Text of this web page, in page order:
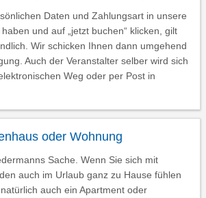
Daten und Zahlungsart in unsere
und auf „jetzt buchen“ klicken, gilt
Wir schicken Ihnen dann umgehend
Auch der Veranstalter selber wird sich
Weg oder per Post in
oder Wohnung
Sache. Wenn Sie sich mit
auch im Urlaub ganz zu Hause fühlen
auch ein Apartment oder